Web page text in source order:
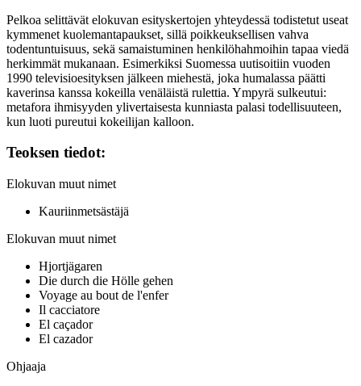
Pelkoa selittävät elokuvan esityskertojen yhteydessä todistetut useat
kymmenet kuolemantapaukset, sillä poikkeuksellisen vahva
todentuntuisuus, sekä samaistuminen henkilöhahmoihin tapaa viedä
herkimmät mukanaan. Esimerkiksi Suomessa uutisoitiin vuoden
1990 televisioesityksen jälkeen miehestä, joka humalassa päätti
kaverinsa kanssa kokeilla venäläistä rulettia. Ympyrä sulkeutui:
metafora ihmisyyden ylivertaisesta kunniasta palasi todellisuuteen,
kun luoti pureutui kokeilijan kalloon.
Teoksen tiedot:
Elokuvan muut nimet
Kauriinmetsästäjä
Elokuvan muut nimet
Hjortjägaren
Die durch die Hölle gehen
Voyage au bout de l'enfer
Il cacciatore
El caçador
El cazador
Ohjaaja